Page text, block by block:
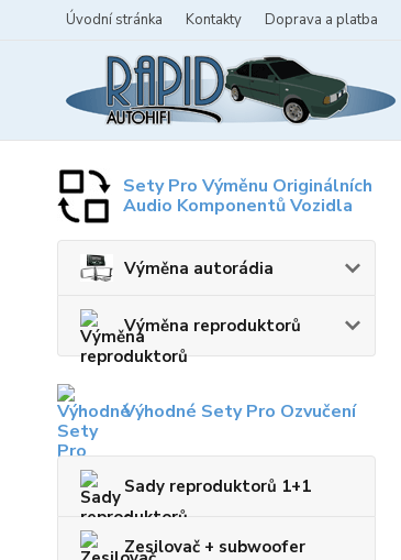
Úvodní stránka Kontakty Doprava a platba
Sety Pro Výměnu Originálních
Audio Komponentů Vozidla
Výměna autorádia
Výměna reproduktorů
Výhodné Sety Pro Ozvučení
Sady reproduktorů 1+1
Zesilovač + subwoofer